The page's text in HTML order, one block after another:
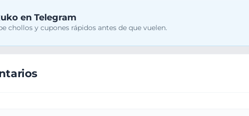
en Telegram
chollos y cupones rápidos antes de que vuelen.